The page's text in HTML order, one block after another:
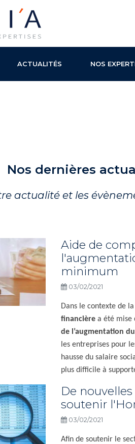
ACTUALITÉS NOS
Nos dernières
actualité et les
Aide de
minimum
03/02/2021
Dans le contexte de
financièrea été mise
de l’augmentation
les entreprises pour
hausse du salaire
plus difficile à
De
soutenir
03/02/2021
Afin de soutenir le